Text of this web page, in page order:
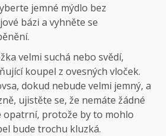
jemné mýdlo bez
bázi a vyhněte se
velmi suchá nebo svědí,
koupel z ovesných vloček.
dokud nebude velmi jemný, a
ujistěte se, že nemáte žádné
opatrní, protože by to mohlo
bude trochu kluzká.